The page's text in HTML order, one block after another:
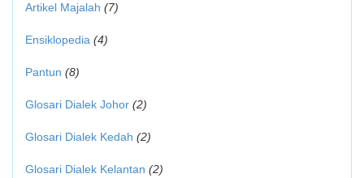
Artikel Majalah (7)
Ensiklopedia (4)
Pantun (8)
Glosari Dialek Johor (2)
Glosari Dialek Kedah (2)
Glosari Dialek Kelantan (2)